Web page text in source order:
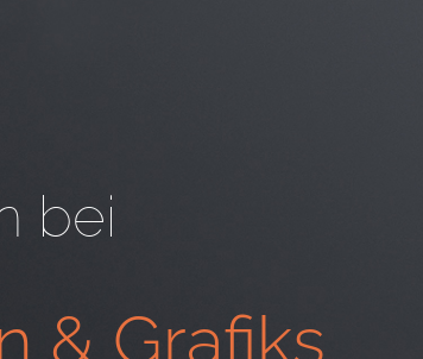
bei
& Grafiks